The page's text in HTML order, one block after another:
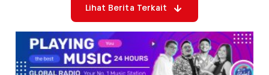
Lihat Berita Terkait